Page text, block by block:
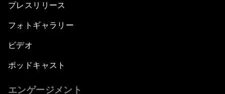
プレスリリース
フォトギャラリー
ビデオ
ポッドキャスト
エンゲージメント